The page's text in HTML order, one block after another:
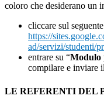
coloro che desiderano un
cliccare sul
https://
ad/servizi/studenti/
entrare su “Modulo
compilare e inviare il
LE REFERENTI DEL